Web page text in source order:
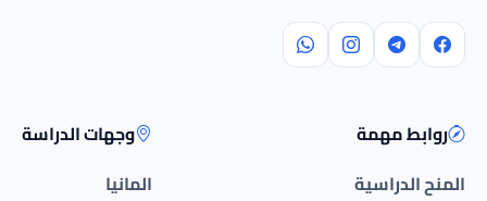
روابط مهمة
المنح الدراسية
وجهات الدراسة
المانيا